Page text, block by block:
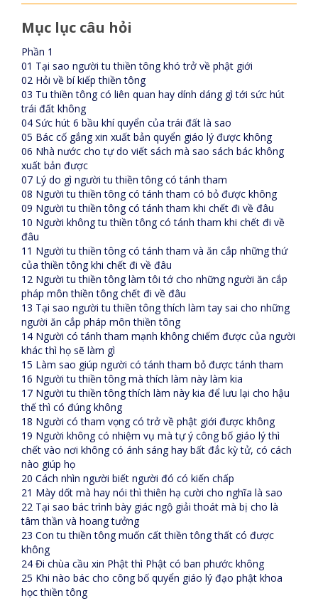
Mục lục câu hỏi
Phần 1
01 Tại sao người tu thiền tông khó trở về phật giới
02 Hỏi về bí kiếp thiền tông
03 Tu thiền tông có liên quan hay dính dáng gì tới sức hút
trái đất không
04 Sức hút 6 bầu khí quyển của trái đất là sao
05 Bác cố gắng xin xuất bản quyển giáo lý được không
06 Nhà nước cho tự do viết sách mà sao sách bác không
xuất bản được
07 Lý do gì người tu thiền tông có tánh tham
08 Người tu thiền tông có tánh tham có bỏ được không
09 Người tu thiền tông có tánh tham khi chết đi về đâu
10 Người không tu thiền tông có tánh tham khi chết đi về
đâu
11 Người tu thiền tông có tánh tham và ăn cắp những thứ
của thiền tông khi chết đi về đâu
12 Người tu thiền tông làm tôi tớ cho những người ăn cắp
pháp môn thiền tông chết đi về đâu
13 Tại sao người tu thiền tông thích làm tay sai cho những
người ăn cắp pháp môn thiền tông
14 Người có tánh tham mạnh không chiếm được của người
khác thì họ sẽ làm gì
15 Làm sao giúp người có tánh tham bỏ được tánh tham
16 Người tu thiền tông mà thích làm này làm kia
17 Người tu thiền tông thích làm này kia để lưu lại cho hậu
thế thì có đúng không
18 Người có tham vọng có trở về phật giới được không
19 Người không có nhiệm vụ mà tự ý công bố giáo lý thì
chết vào nơi không có ánh sáng hay bất đắc kỳ tử, có cách
nào giúp họ
20 Cách nhìn người biết người đó có kiến chấp
21 Mày dốt mà hay nói thì thiên hạ cười cho nghĩa là sao
22 Tại sao bác trình bày giác ngộ giải thoát mà bị cho là
tâm thần và hoang tưởng
23 Con tu thiền tông muốn cất thiền tông thất có được
không
24 Đi chùa cầu xin Phật thì Phật có ban phước không
25 Khi nào bác cho công bố quyển giáo lý đạo phật khoa
học thiền tông